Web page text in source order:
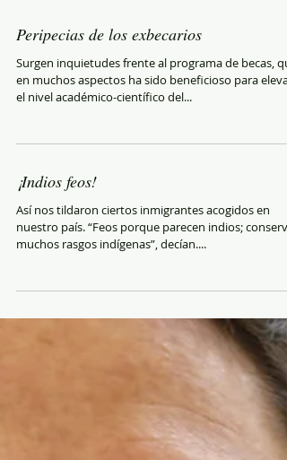
Peripecias de los exbecarios
Surgen inquietudes frente al programa de becas,
en muchos aspectos ha sido beneficioso para elevar
el nivel académico-científico del...
¡Indios feos!
Así nos tildaron ciertos inmigrantes acogidos en
nuestro país. “Feos porque parecen indios;
muchos rasgos indígenas”, decían....